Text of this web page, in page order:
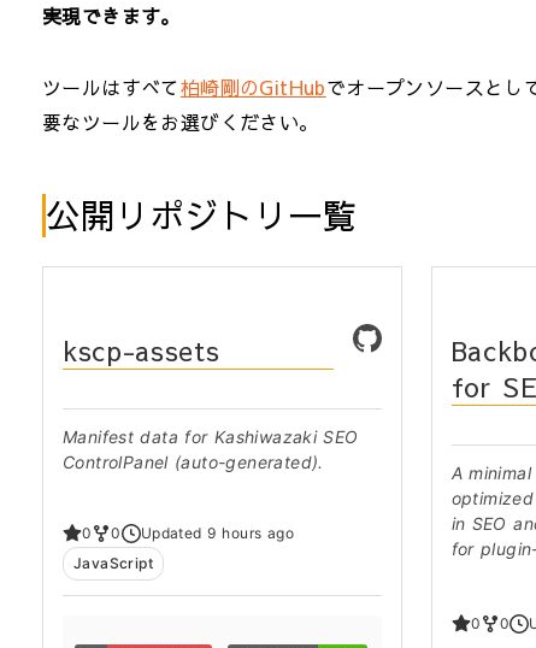
実現できます。
ツールはすべて柏崎剛のGitHubでオープンソースとし
要なツールをお選びください。
公開リポジトリ一覧
kscp-assets
Manifest data for Kashiwazaki SEO
ControlPanel (auto-generated).
0 0
Updated 9 hours ago
JavaScript
for
A
in SEO
for
0 0